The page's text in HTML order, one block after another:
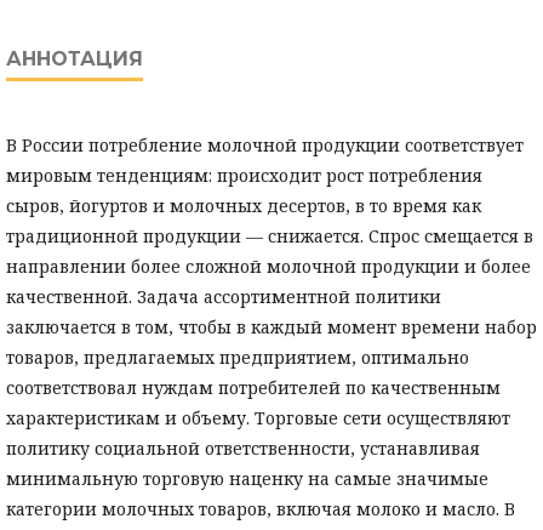
АННОТАЦИЯ
В России потребление молочной продукции соответствует
мировым тенденциям: происходит рост потребления
сыров, йогуртов и молочных десертов, в то время как
традиционной продукции — снижается. Спрос смещается в
направлении более сложной молочной продукции и более
качественной. Задача ассортиментной политики
заключается в том, чтобы в каждый момент времени набор
товаров, предлагаемых предприятием, оптимально
соответствовал нуждам потребителей по качественным
характеристикам и объему. Торговые сети осуществляют
политику социальной ответственности, устанавливая
минимальную торговую наценку на самые значимые
категории молочных товаров, включая молоко и масло. В